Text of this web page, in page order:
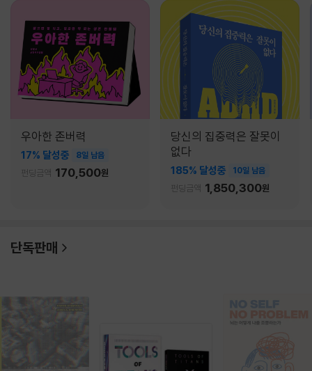
우아한 존버력
17% 달성중 8일 남음
펀딩금액 170,500원
당신의 집중력은 잘못이
없다
185% 달성중 10일 남음
펀딩금액 1,850,300원
단독판매